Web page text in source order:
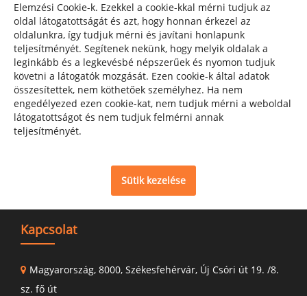
Elemzési Cookie-k. Ezekkel a cookie-kkal mérni tudjuk az
oldal látogatottságát és azt, hogy honnan érkezel az
oldalunkra, így tudjuk mérni és javítani honlapunk
teljesítményét. Segítenek nekünk, hogy melyik oldalak a
leginkább és a legkevésbé népszerűek és nyomon tudjuk
követni a látogatók mozgását. Ezen cookie-k által adatok
összesítettek, nem köthetőek személyhez. Ha nem
engedélyezed ezen cookie-kat, nem tudjuk mérni a weboldal
látogatottságot és nem tudjuk felmérni annak
teljesítményét.
Sütik kezelése
Kapcsolat
Magyarország, 8000, Székesfehérvár, Új Csóri út 19. /8.
sz. fő út